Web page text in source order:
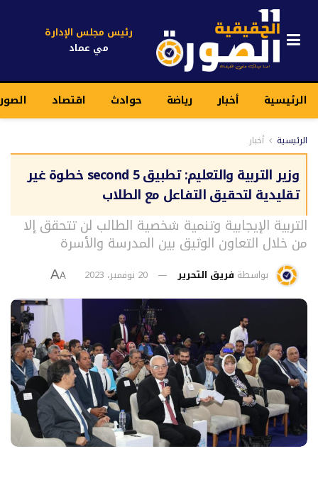
رئيس مجلس الإدارة
مي عماد
الرئيسية أخبار رياضة حوادث اقتصاد
الرئيسية أخبار
وزير التربية والتعليم: تطبيق second 5 خطوة غير
تقليدية لتحقيق التفاعل مع الطلاب
التربية الإيجابية وتنمية شخصية الطالب لن تتحقق إلا
من خلال التعاون الوثيق بين المدرسة والأسرة
بواسطة فريق التحرير 20 نوفمبر، 2023 A
A